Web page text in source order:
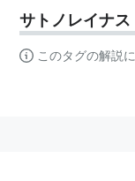
サトノレイナス
このタグの解説